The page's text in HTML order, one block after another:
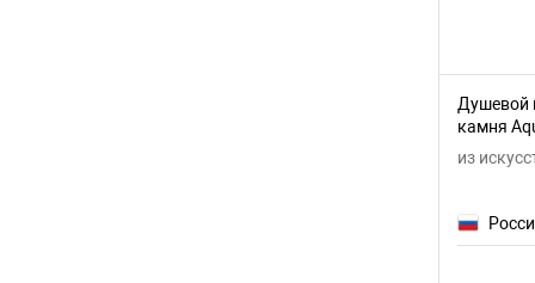
Душевой
камня
из